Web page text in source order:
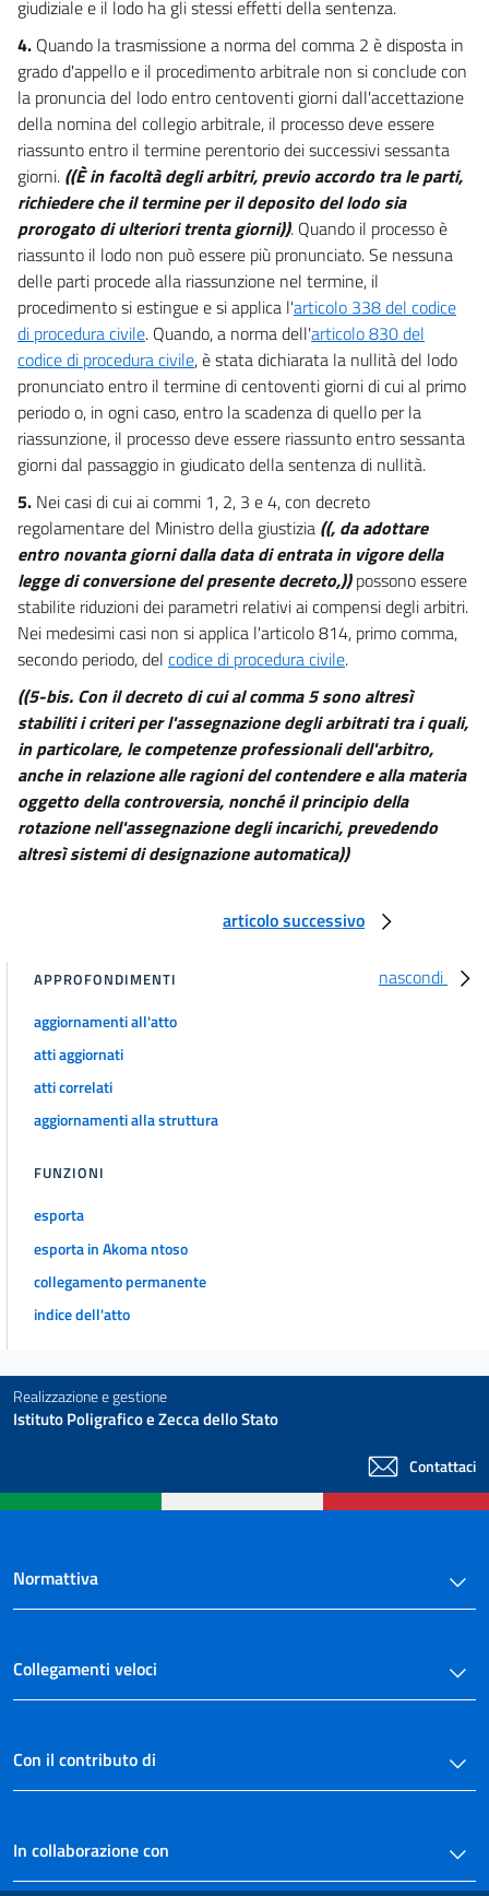
giudiziale e il lodo ha gli stessi effetti della sentenza.
4. Quando la trasmissione a norma del comma 2 è disposta in
grado d'appello e il procedimento arbitrale non si conclude con
la pronuncia del lodo entro centoventi giorni dall'accettazione
della nomina del collegio arbitrale, il processo deve essere
riassunto entro il termine perentorio dei successivi sessanta
giorni. ((È in facoltà degli arbitri, previo accordo tra le parti,
richiedere che il termine per il deposito del lodo sia
prorogato di ulteriori trenta giorni)). Quando il processo è
riassunto il lodo non può essere più pronunciato. Se nessuna
delle parti procede alla riassunzione nel termine, il
procedimento si estingue e si applica l'articolo 338 del codice
di procedura civile. Quando, a norma dell'articolo 830 del
codice di procedura civile, è stata dichiarata la nullità del lodo
pronunciato entro il termine di centoventi giorni di cui al primo
periodo o, in ogni caso, entro la scadenza di quello per la
riassunzione, il processo deve essere riassunto entro sessanta
giorni dal passaggio in giudicato della sentenza di nullità.
5. Nei casi di cui ai commi 1, 2, 3 e 4, con decreto
regolamentare del Ministro della giustizia ((, da adottare
entro novanta giorni dalla data di entrata in vigore della
legge di conversione del presente decreto,))possono essere
stabilite riduzioni dei parametri relativi ai compensi degli arbitri.
Nei medesimi casi non si applica l'articolo 814, primo comma,
secondo periodo, del codice di procedura civile.
((5-bis. Con il decreto di cui al comma 5 sono altresì
stabiliti i criteri per l'assegnazione degli arbitrati tra i quali,
in particolare, le competenze professionali dell'arbitro,
anche in relazione alle ragioni del contendere e alla materia
oggetto della controversia, nonché il principio della
rotazione nell'assegnazione degli incarichi, prevedendo
altresì sistemi di designazione automatica))
articolo successivo
nascondi
APPROFONDIMENTI
aggiornamenti all'atto
atti aggiornati
atti correlati
aggiornamenti alla struttura
FUNZIONI
esporta
esporta in Akoma ntoso
collegamento permanente
indice dell'atto
Realizzazione e gestione
Istituto Poligrafico e Zecca dello Stato
Contattaci
Normattiva
Collegamenti veloci
Con il contributo di
In collaborazione con